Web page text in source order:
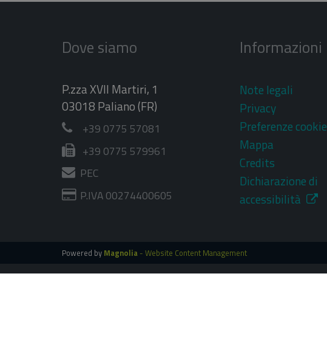
Dove siamo
P.zza XVII Martiri, 1
03018 Paliano (FR)
+39 0775 57081
+39 0775 579961
PEC
P.IVA 00274400605
Informazioni
Note legali
Privacy
Preferenze cookie
Mappa
Credits
Dichiarazione di
accessibilità
Powered by Magnolia - Website Content Management